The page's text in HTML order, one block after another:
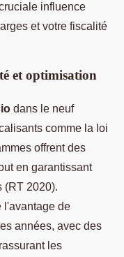
influence
et votre fiscalité
et optimisation
dans le neuf
comme la loi
offrent des
en garantissant
(RT 2020).
l'avantage de
années, avec des
les